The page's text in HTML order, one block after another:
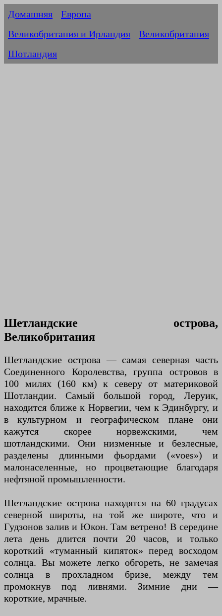
Домашняя
Европа
Великобритания и Ирландия
Великобритания
Шотландия
Шетландские острова,
Великобритания
Шетландские острова — самая северная часть
Соединенного Королевства, группа островов в
100 милях (160 км) к северу от материковой
Шотландии. Самый большой город, Леруик,
находится ближе к Норвегии, чем к Эдинбургу, и
в культурном и географическом плане они
кажутся скорее норвежскими, чем
шотландскими. Они низменные и безлесные,
разделены длинными фьордами («voes») и
малонаселенные, но процветающие благодаря
нефтяной промышленности.
Шетландские острова находятся на 60 градусах
северной широты, на той же широте, что и
Гудзонов залив и Юкон. Там ветрено! В середине
лета день длится почти 20 часов, и только
короткий «туманный кипяток» перед восходом
солнца. Вы можете легко обгореть, не замечая
солнца в прохладном бризе, между тем
промокнув под ливнями. Зимние дни —
короткие, мрачные.